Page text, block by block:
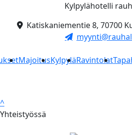
Kylpylähotelli
Katiskaniementie 8, 70700
MajoitusKylpyläRavintolat
^
Yhteistyössä